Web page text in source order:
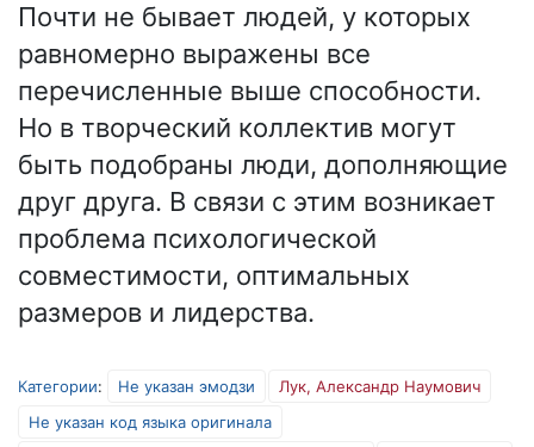
Почти не бывает людей, у которых
равномерно выражены все
перечисленные выше способности.
Но в творческий коллектив могут
быть подобраны люди, дополняющие
друг друга. В связи с этим возникает
проблема психологической
совместимости, оптимальных
размеров и лидерства.
Категории: Не указан эмодзи
Лук, Александр Наумович
Не указан код языка оригинала